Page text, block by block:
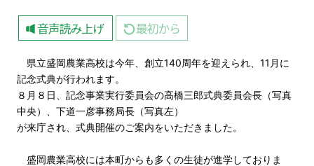
県立盛岡農業高校は今年、創立140周年を迎えられ、11月に
記念式典が行われます。
８月８日、記念事業実行委員会の高橋三郎式典委員会長（写真
中央）、下道一彦事務局長（写真左）
が来庁され、式典開催のご案内をいただきました。
盛岡農業高校には本町からも多くの生徒が進学しておりま